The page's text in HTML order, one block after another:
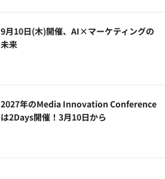
9月10日(木)開催、AI×マーケティングの
未来
2027年のMedia Innovation Conference
は2Days開催！3月10日から